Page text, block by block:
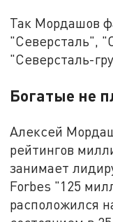
Так Мордашов
"Северсталь",
"Северсталь-
Богатые не
Алексей
рейтингов
занимает
Forbes "125
расположился